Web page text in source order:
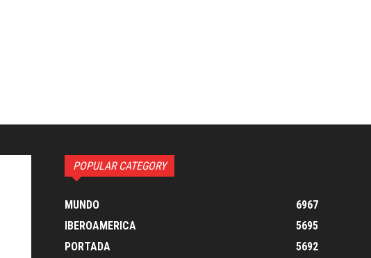
POPULAR CATEGORY
MUNDO
6967
IBEROAMERICA
5695
PORTADA
5692